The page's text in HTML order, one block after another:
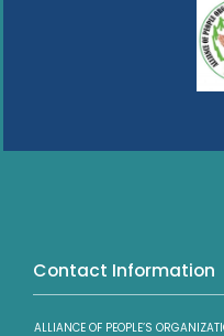
Contact Information
ALLIANCE OF PEOPLE’S